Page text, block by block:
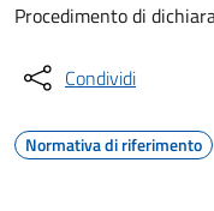
Procedimento di
Condividi
Normativa di riferimento